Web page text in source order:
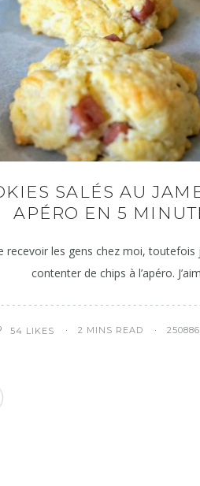
SALÉS AU
APÉRO EN 5
recevoir les gens chez moi,
contenter de chips à l’apéro.
54 LIKES 2 MINS READ